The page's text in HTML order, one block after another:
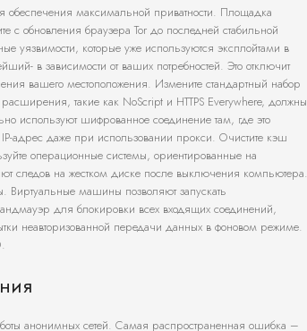
максимальной приватности. Площадка
с обновления браузера Tor до последней стабильной
уязвимости, которые уже используются эксплойтами в
в зависимости от ваших потребностей. Это отключит
вашего местоположения. Измените стандартный набор
такие как NoScript и HTTPS Everywhere, должны
используют шифрованное соединение там, где это
адрес даже при использовании прокси. Очистите кэш
операционные системы, ориентированные на
следов на жестком диске после выключения компьютера.
Виртуальные машины позволяют запускать
для блокировки всех входящих соединений,
неавторизованной передачи данных в фоновом режиме.
анонимных сетей. Самая распространенная ошибка –